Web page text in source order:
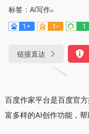
标签： AI写作
1+
1- 1
链接直达
百度作家平台是百度官
富多样的AI创作功能，帮